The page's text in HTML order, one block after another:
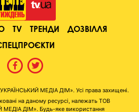
TV ТРЕНДИ
ДОЗВІЛЛЯ
МЕДІА ДІМ». Усі права захищені.
на даному ресурсі, належать ТОВ
ДІМ». Будь-яке використання